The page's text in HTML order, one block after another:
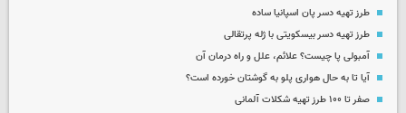
طرز تهیه دسر پان اسپانیا ساده
طرز تهیه دسر بیسکویتی با ژله پرتقالی
آمبولی پا چیست؟ علائم، علل و راه درمان آن
آیا تا به حال هواری پلو به گوشتان خورده است؟
صفر تا ۱۰۰ طرز تهیه شکلات آلمانی